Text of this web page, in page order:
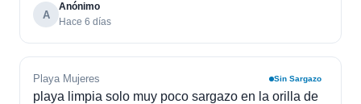
A
Anónimo
Hace 6 días
Playa Mujeres Sin Sargazo
playa limpia solo muy poco sargazo en la orilla de